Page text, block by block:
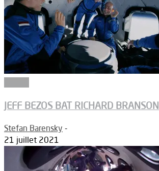
JEFF BEZOS BAT RICHARD
Stefan Barensky -
21 juillet 2021